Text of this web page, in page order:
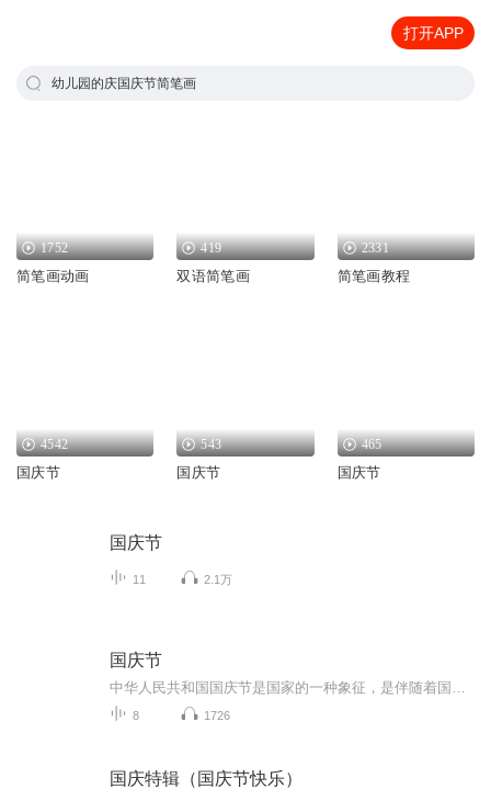
打开APP
幼儿园的庆国庆节简笔画
1752
简笔画动画
419
双语简笔画
2331
简笔画教程
4542
国庆节
543
国庆节
465
国庆节
国庆节
11 2.1万
国庆节
8 1726
国庆特辑（国庆节快乐）